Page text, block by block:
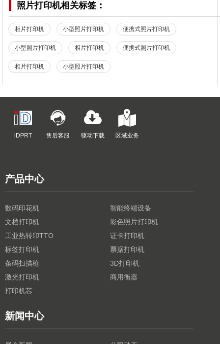
照片打印机相关标签：
相片打印机 小型照片打印机 便携式照片打印机
小型照片打印机 相片打印机 便携式照片打印机
相片打印机 小型照片打印机
iDPRT 售后客服 驱动下载 区域业务
产品中心
数码印花机
智能终端设备
文档打印机
彩色照片打印机
工业热转印TTO
证卡打印机
标签打印机
票据打印机
条码扫描枪
3D打印机
激光打印机
商用衡器
打印机芯
新闻中心